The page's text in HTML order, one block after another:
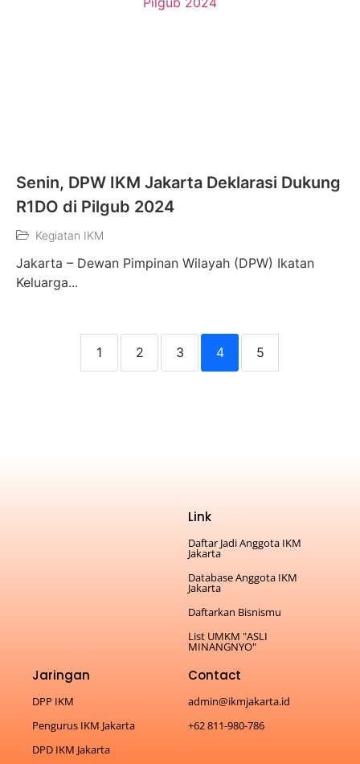
Senin, DPW IKM Jakarta Deklarasi Dukung
R1DO di Pilgub 2024
Kegiatan IKM
Jakarta – Dewan Pimpinan Wilayah (DPW) Ikatan
Keluarga...
1 2 3 4 5
Link
Daftar Jadi Anggota IKM
Jakarta
Database Anggota IKM
Jakarta
Daftarkan Bisnismu
List UMKM "ASLI
MINANGNYO"
Jaringan
DPP IKM
Pengurus IKM Jakarta
DPD IKM Jakarta
Contact
admin@ikmjakarta.id
+62 811-980-786